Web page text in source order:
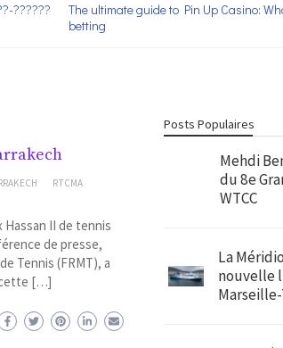
??????
The ultimate guide to Pin Up Casino:
betting
RTCMA
Hassan II de tennis
de presse,
Tennis (FRMT), a
cette […]
Posts Populaires
Mehdi
du 8e
WTCC
La
nouvelle